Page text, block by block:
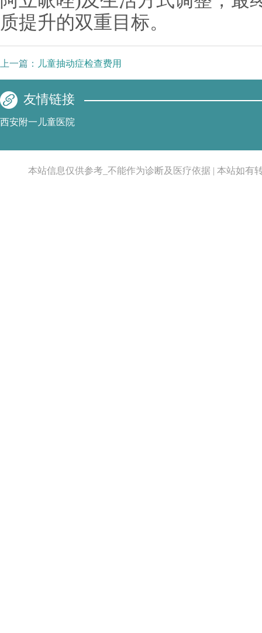
质提升的双重目标。
上一篇： 儿童抽动症检查费用
友情链接
西安附一儿童医院
本站信息仅供参考_不能作为诊断及医疗依据 | 本站如